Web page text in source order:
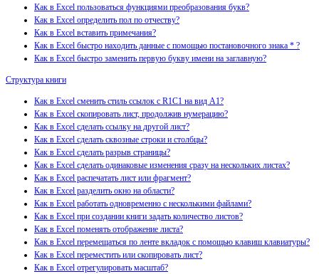
Как в Excel пользоваться функциями преобразования букв?
Как в Excel определить пол по отчеству?
Как в Excel вставить примечания?
Как в Excel быстро находить данные с помощью постановочного знака * ?
Как в Excel быстро заменить первую букву имени на заглавную?
Структура книги
Как в Excel сменить стиль ссылок с R1C1 на вид A1?
Как в Excel скопировать лист, продолжив нумерацию?
Как в Excel сделать ссылку на другой лист?
Как в Excel сделать сквозные строки и столбцы?
Как в Excel сделать разрыв страницы?
Как в Excel сделать одинаковые изменения сразу на нескольких листах?
Как в Excel распечатать лист или фрагмент?
Как в Excel разделить окно на области?
Как в Excel работать одновременно с несколькими файлами?
Как в Excel при создании книги задать количество листов?
Как в Excel поменять отображение листа?
Как в Excel перемещаться по ленте вкладок с помощью клавиш клавиатуры?
Как в Excel переместить или скопировать лист?
Как в Excel отрегулировать масштаб?